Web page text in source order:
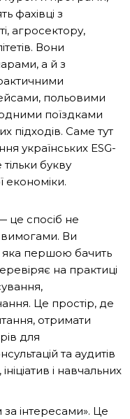
фахівці з
агросектору,
Вони
а й з
польовими
поїздками
підходів. Саме тут
українських ESG-
букву
економіки.
це спосіб не
Ви
яка першою бачить
на практиці
Це простір, де
отримати
для
та аудитів
і навчальних
інтересами». Це